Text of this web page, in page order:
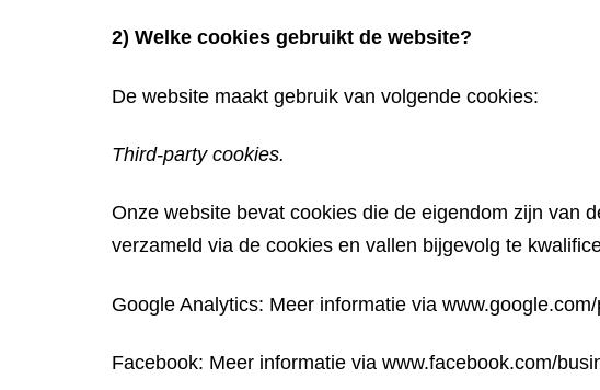
2) Welke cookies gebruikt de website?
De website maakt gebruik van volgende cookies:
Third-party cookies.
Onze website bevat cookies die de eigendom zijn van
verzameld via de cookies en vallen bijgevolg te
Google Analytics: Meer informatie via
Facebook: Meer informatie via www.facebook.com/